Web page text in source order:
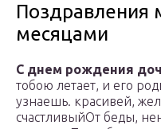
Поздравления
месяцами
​С днем рождения
тобою летает,​ и его
узнаешь.​ красивей,​
счастливый​От беды,